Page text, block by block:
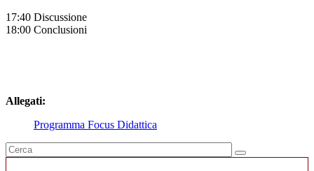
17:40 Discussione
18:00 Conclusioni
Allegati:
Programma Focus Didattica